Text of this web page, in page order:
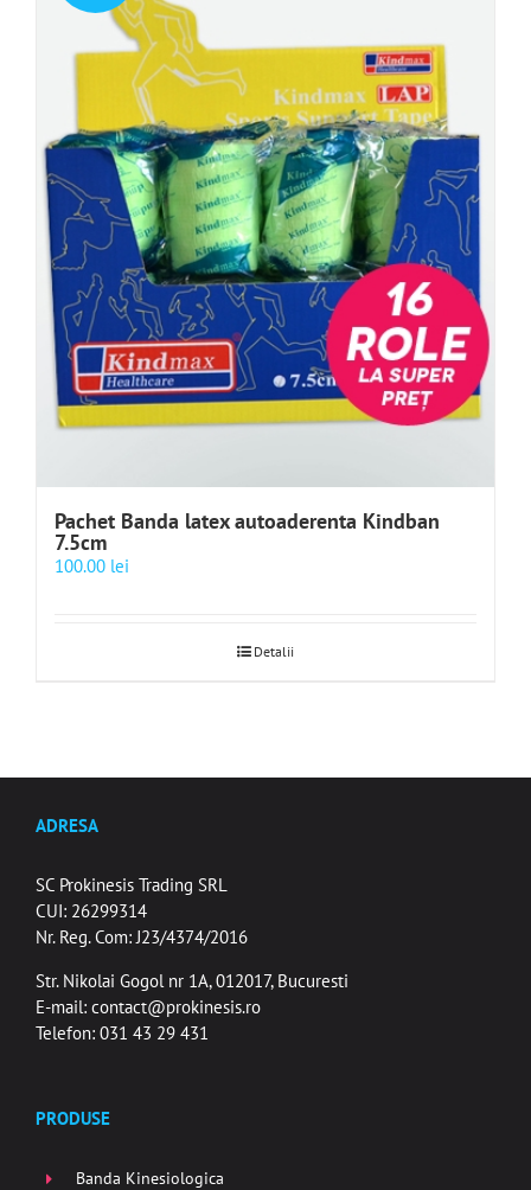
Pachet Banda latex autoaderenta Kindban
7.5cm
100.00 lei
Detalii
ADRESA
SC Prokinesis Trading SRL
CUI: 26299314
Nr. Reg. Com: J23/4374/2016
Str. Nikolai Gogol nr 1A, 012017, Bucuresti
E-mail: contact@prokinesis.ro
Telefon: 031 43 29 431
PRODUSE
Banda Kinesiologica